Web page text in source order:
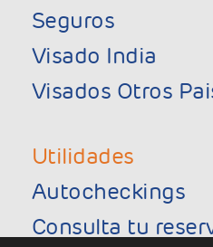
Seguros
Visado India
Visados Otros
Utilidades
Autocheckings
Consulta tu